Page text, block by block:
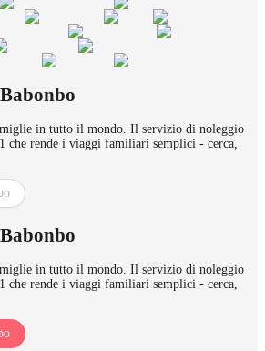
in tutto il mondo. Il servizio di noleggio
che rende i viaggi familiari semplici - cerca,
in tutto il mondo. Il servizio di noleggio
che rende i viaggi familiari semplici - cerca,